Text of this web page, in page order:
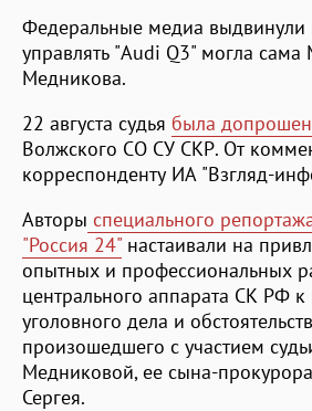
Федеральные медиа выдвинули
управлять "Audi Q3" могла сама
Медникова.
22 августа судья была
Волжского СО СУ СКР. От
корреспонденту ИА "Взгляд-
Авторы специального
"Россия 24" настаивали на
опытных и профессиональных
центрального аппарата СК РФ
уголовного дела и
произошедшего с участием
Медниковой, ее сына-
Сергея.